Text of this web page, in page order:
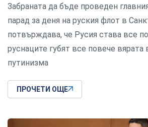
Забраната да бъде проведен
парад за деня на руския флот в
потвърждава, че Русия става все
руснаците губят все повече вярата
путинизма
ПРОЧЕТИ ОЩЕ